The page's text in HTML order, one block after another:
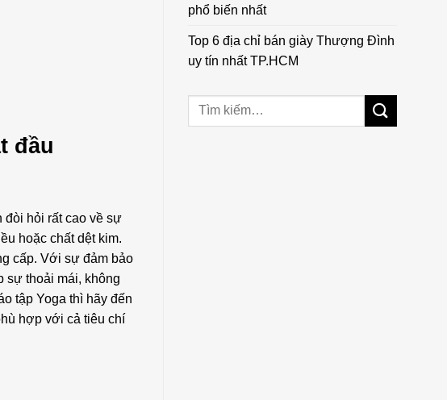
đầu
đòi hỏi rất cao về sự
hoặc chất dệt kim.
cấp. Với sự đảm bảo
sự thoải mái, không
tập Yoga thì hãy đến
hợp với cả tiêu chí
phổ biến nhất
Top 6 địa chỉ bán giày Thượng Đình
uy tín nhất TP.HCM